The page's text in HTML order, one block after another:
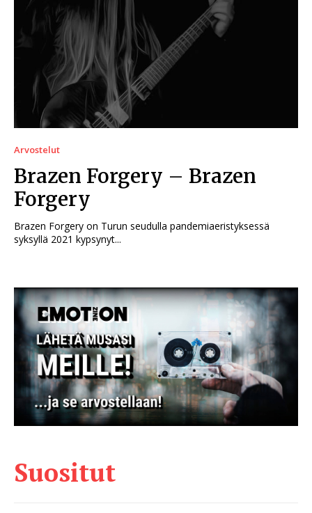
Arvostelut
Brazen Forgery – Brazen
Forgery
Brazen Forgery on Turun seudulla pandemiaeristyksessä
syksyllä 2021 kypsynyt...
Suositut